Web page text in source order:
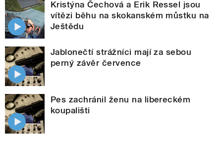
Kristýna Čechová a Erik Ressel jsou
vítězi běhu na skokanském můstku na
Ještědu
Jablonečtí strážníci mají za sebou
perný závěr července
Pes zachránil ženu na libereckém
koupališti